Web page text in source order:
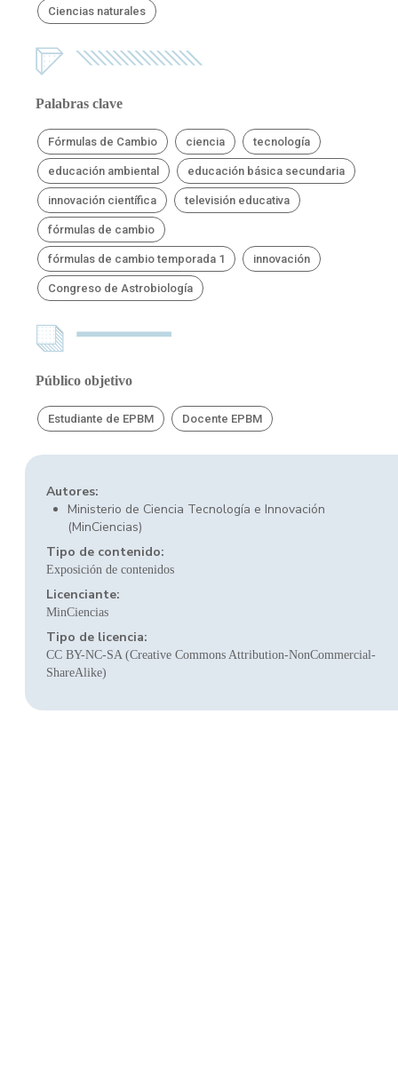
Ciencias naturales
Palabras clave
Fórmulas de Cambio ciencia tecnología
educación ambiental educación básica secundaria
innovación científica televisión educativa
fórmulas de cambio
fórmulas de cambio temporada 1 innovación
Congreso de Astrobiología
Público objetivo
Estudiante de EPBM Docente EPBM
Autores:
Ministerio de Ciencia Tecnología e Innovación
(MinCiencias)
Tipo de contenido:
Exposición de contenidos
Licenciante:
MinCiencias
Tipo de licencia:
CC BY-NC-SA (Creative Commons Attribution-NonCommercial-
ShareAlike)